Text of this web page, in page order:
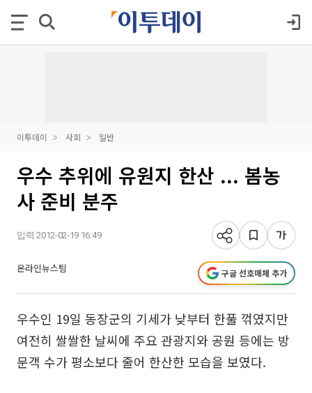
이투데이 사회 일반
우수 추위에 유원지 한산 ... 봄농
사 준비 분주
입력 2012-02-19 16:49
온라인뉴스팀 구글 선호매체 추가
우수인 19일 동장군의 기세가 낮부터 한풀 꺾였지만
여전히 쌀쌀한 날씨에 주요 관광지와 공원 등에는 방
문객 수가 평소보다 줄어 한산한 모습을 보였다.